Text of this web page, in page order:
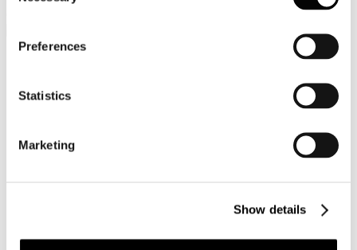
Preferences
Statistics
Marketing
Show details
Ricordami